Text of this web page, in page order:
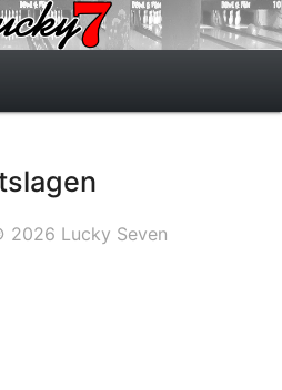
Lucky Seven